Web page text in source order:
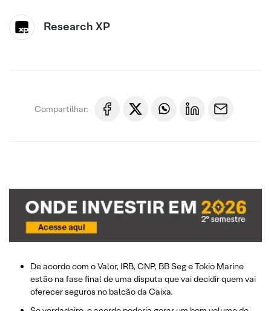
Research XP
Compartilhar:
De acordo com o Valor, IRB, CNP, BB Seg e Tokio Marine
estão na fase final de uma disputa que vai decidir quem vai
oferecer seguros no balcão da Caixa.